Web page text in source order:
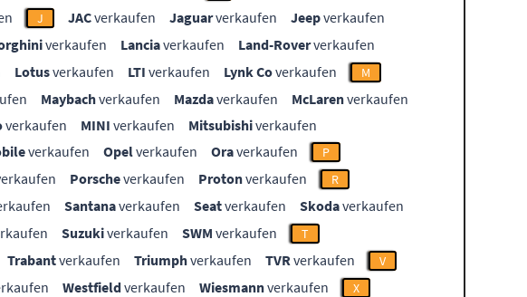
J JACverkaufen Jaguarverkaufen Jeepverkaufen
verkaufen Lanciaverkaufen Land-Roververkaufen
Lotusverkaufen LTI verkaufen Lynk Coverkaufen M
Maybachverkaufen Mazdaverkaufen McLarenverkaufen
verkaufen MINI verkaufen Mitsubishiverkaufen
verkaufen Opelverkaufen Oraverkaufen P
Porscheverkaufen Protonverkaufen R
Santanaverkaufen Seatverkaufen Skodaverkaufen
Suzukiverkaufen SWM verkaufen T
Trabantverkaufen Triumphverkaufen TVRverkaufen V
Westfieldverkaufen Wiesmannverkaufen X